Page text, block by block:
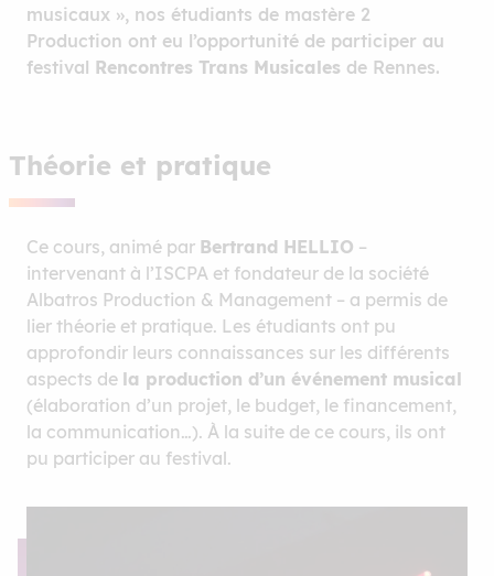
musicaux », nos étudiants de mastère 2
Production ont eu l’opportunité de participer au
festival Rencontres Trans Musicales de Rennes.
Théorie et pratique
Ce cours, animé par Bertrand HELLIO –
intervenant à l’ISCPA et fondateur de la société
Albatros Production & Management – a permis de
lier théorie et pratique. Les étudiants ont pu
approfondir leurs connaissances sur les différents
aspects de la production d’un événement musical
(élaboration d’un projet, le budget, le financement,
la communication…). À la suite de ce cours, ils ont
pu participer au festival.